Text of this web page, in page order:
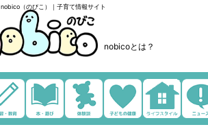
nobico（のびこ）｜子育て情報サイト
nobicoとは？